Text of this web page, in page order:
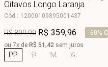
Oitavos Longo Laranja
Cód.: 12000109895001437
R$899,90 R$ 359,96 60%
ou 7x de R$ 51 ,42 sem juros
PP P M G